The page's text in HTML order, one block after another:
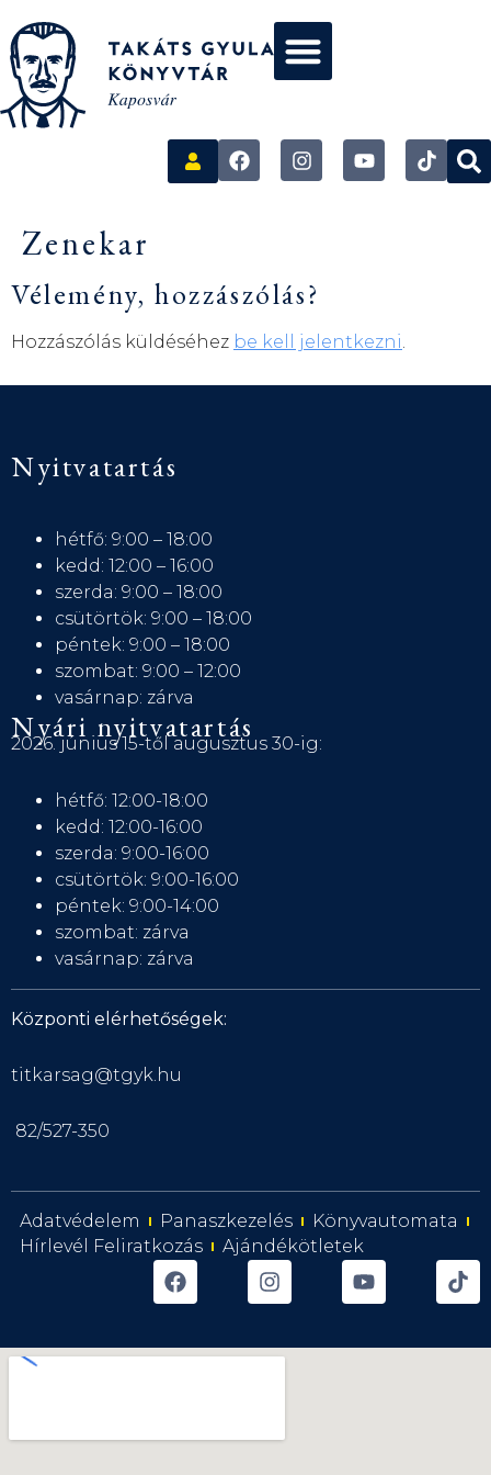
Zenekar
Vélemény, hozzászólás?
Hozzászólás küldéséhez be kell jelentkezni.
Nyitvatartás
hétfő: 9:00 – 18:00
kedd: 12:00 – 16:00
szerda: 9:00 – 18:00
csütörtök: 9:00 – 18:00
péntek: 9:00 – 18:00
szombat: 9:00 – 12:00
vasárnap: zárva
Nyári nyitvatartás
2026. június 15-től augusztus 30-ig:
hétfő: 12:00-18:00
kedd: 12:00-16:00
szerda: 9:00-16:00
csütörtök: 9:00-16:00
péntek: 9:00-14:00
szombat: zárva
vasárnap: zárva
Központi elérhetőségek:
titkarsag@tgyk.hu
82/527-350
Adatvédelem Panaszkezelés
Könyvautomata
Hírlevél Feliratkozás
Ajándékötletek